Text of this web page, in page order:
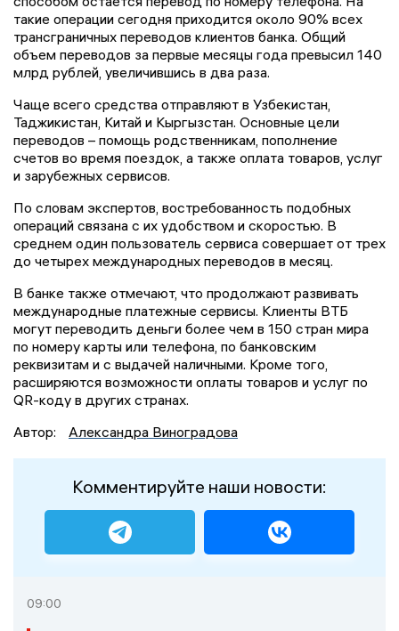
такие операции сегодня приходится около 90% всех
трансграничных переводов клиентов банка. Общий
объем переводов за первые месяцы года превысил 140
млрд рублей, увеличившись в два раза.
Чаще всего средства отправляют в Узбекистан,
Таджикистан, Китай и Кыргызстан. Основные цели
переводов – помощь родственникам, пополнение
счетов во время поездок, а также оплата товаров, услуг
и зарубежных сервисов.
По словам экспертов, востребованность подобных
операций связана с их удобством и скоростью. В
среднем один пользователь сервиса совершает от трех
до четырех международных переводов в месяц.
В банке также отмечают, что продолжают развивать
международные платежные сервисы. Клиенты ВТБ
могут переводить деньги более чем в 150 стран мира
по номеру карты или телефона, по банковским
реквизитам и с выдачей наличными. Кроме того,
расширяются возможности оплаты товаров и услуг по
QR-коду в других странах.
Автор:
Александра Виноградова
Комментируйте наши новости:
09:00